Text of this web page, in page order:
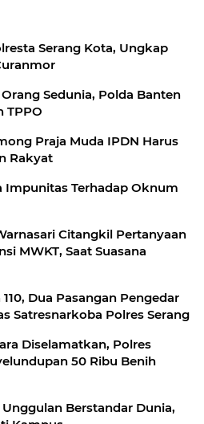
Serang Kota, Ungkap
Sedunia, Polda Banten
TPPO
Praja Muda IPDN Harus
Rakyat
Impunitas Terhadap Oknum
Citangkil Pertanyaan
MWKT, Saat Suasana
Dua Pasangan Pengedar
Satresnarkoba Polres Serang
Diselamatkan, Polres
50 Ribu Benih
Berstandar Dunia,